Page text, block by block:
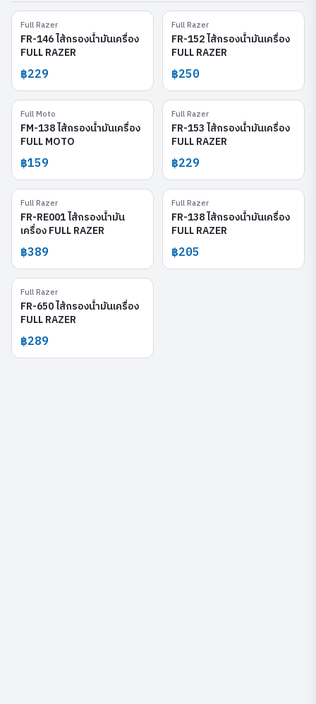
Full Razer
FR-146 ไส้กรองน้ำมันเครื่อง
FULL RAZER
฿229
Full Razer
FR-152 ไส้กรองน้ำมันเครื่อง
FULL RAZER
฿250
Full Moto
FM-138 ไส้กรองน้ำมันเครื่อง
FULL MOTO
฿159
Full Razer
FR-153 ไส้กรองน้ำมันเครื่อง
FULL RAZER
฿229
Full Razer
FR-RE001 ไส้กรองน้ำมัน
เครื่อง FULL RAZER
฿389
Full Razer
FR-138 ไส้กรองน้ำมันเครื่อง
FULL RAZER
฿205
Full Razer
FR-650 ไส้กรองน้ำมันเครื่อง
FULL RAZER
฿289